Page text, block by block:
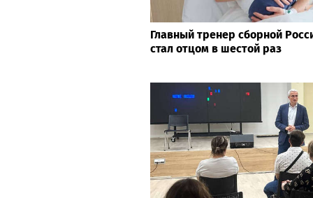
Главный тренер сборной
стал отцом в шестой раз